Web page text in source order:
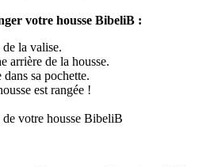
votre housse BibeliB :
la valise.
arrière de la housse.
sa pochette.
est rangée !
de votre housse BibeliB